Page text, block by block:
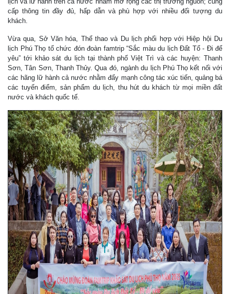
cấp thông tin đầy đủ, hấp dẫn và phù hợp với nhiều đối tượng du
khách.
Vừa qua, Sở Văn hóa, Thể thao và Du lịch phối hợp với Hiệp hội Du
lịch Phú Thọ tổ chức đón đoàn famtrip “Sắc màu du lịch Đất Tổ - Đi để
yêu” tới khảo sát du lịch tại thành phố Việt Trì và các huyện: Thanh
Sơn, Tân Sơn, Thanh Thủy. Qua đó, ngành du lịch Phú Thọ kết nối với
các hãng lữ hành cả nước nhằm đẩy mạnh công tác xúc tiến, quảng bá
các tuyến điểm, sản phẩm du lịch, thu hút du khách từ mọi miền đất
nước và khách quốc tế.